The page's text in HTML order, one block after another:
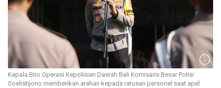
Kepala Biro Operasi Kepolisian Daerah Bali Komisaris Besar Polisi
Soelistijono memberikan arahan kepada ratusan personel saat apel